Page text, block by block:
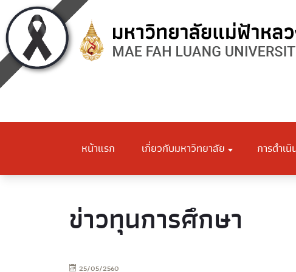
หน้าแรก เกี่ยวกับมหาวิทยาลัย การดำเ
ข่าวทุนการศึกษา
25/05/2560